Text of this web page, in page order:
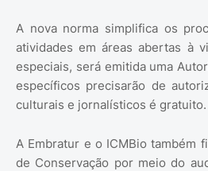
A nova norma simplifica os
atividades em áreas abertas à
especiais, será emitida uma
específicos precisarão de
culturais e jornalísticos é gratuito.
A Embratur e o ICMBio também
de Conservação por meio do